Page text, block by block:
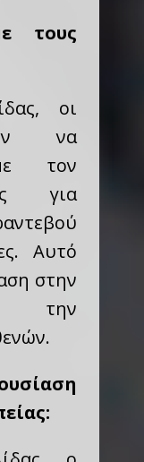
τους
οι
να
τον
για
Αυτό
στην
την